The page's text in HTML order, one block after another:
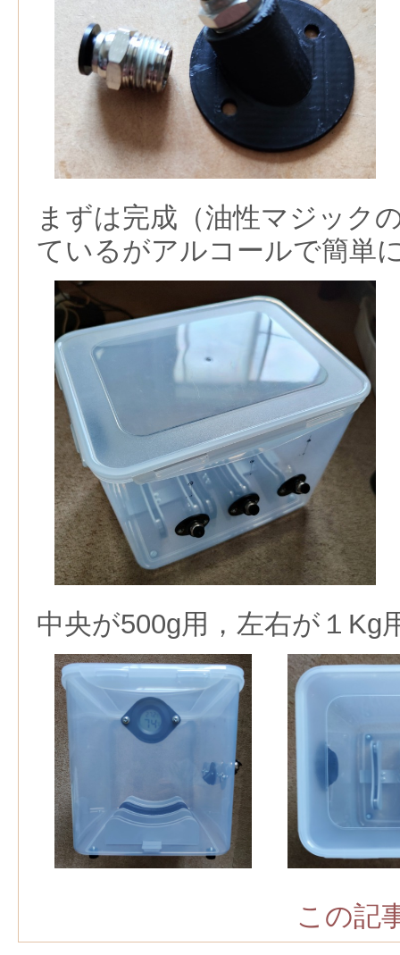
まずは完成（油性マジック
ているがアルコールで簡単
中央が500g用，左右が１Kg
この記